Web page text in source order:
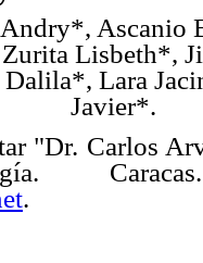
Ascanio
Lisbeth*,
Lara
Javier*.
"Dr. Carlos
.